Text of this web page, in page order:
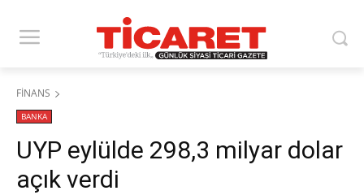
FİNANS
BANKA
UYP eylülde 298,3 milyar dolar
açık verdi